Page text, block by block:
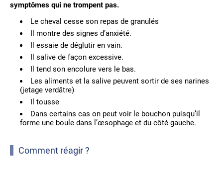
symptômes qui ne trompent pas.
Le cheval cesse son repas de granulés
Il montre des signes d’anxiété.
Il essaie de déglutir en vain.
Il salive de façon excessive.
Il tend son encolure vers le bas.
Les aliments et la salive peuvent sortir de ses narines
(jetage verdâtre)
Il tousse
Dans certains cas on peut voir le bouchon puisqu’il
forme une boule dans l’œsophage et du côté gauche.
Comment réagir ?